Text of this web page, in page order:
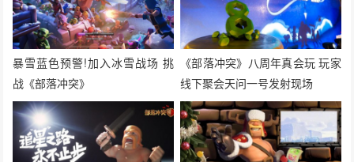
暴雪蓝色预警!加入冰雪战场 挑
战《部落冲突》
《部落冲突》八周年真会玩 玩家
线下聚会天问一号发射现场